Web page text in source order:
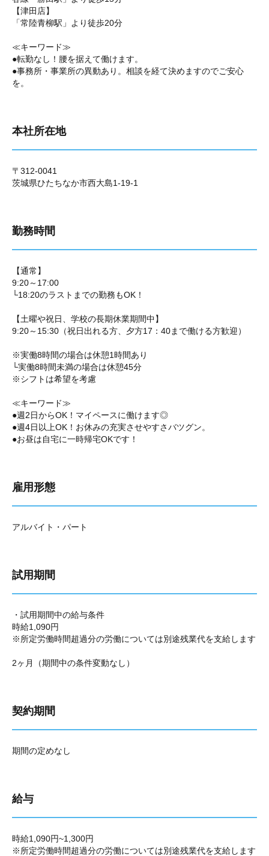
【津田店】
「常陸青柳駅」より徒歩20分
≪キーワード≫
●転勤なし！腰を据えて働けます。
●事務所・事業所の異動あり。相談を経て決めますのでご安心
を。
本社所在地
〒312-0041
茨城県ひたちなか市西大島1-19-1
勤務時間
【通常】
9:20～17:00
└18:20のラストまでの勤務もOK！
【土曜や祝日、学校の長期休業期間中】
9:20～15:30（祝日出れる方、夕方17：40まで働ける方歓迎）
※実働8時間の場合は休憩1時間あり
└実働8時間未満の場合は休憩45分
※シフトは希望を考慮
≪キーワード≫
●週2日からOK！マイペースに働けます◎
●週4日以上OK！お休みの充実させやすさバツグン。
●お昼は自宅に一時帰宅OKです！
雇用形態
アルバイト・パート
試用期間
・試用期間中の給与条件
時給1,090円
※所定労働時間超過分の労働については別途残業代を支給します
2ヶ月（期間中の条件変動なし）
契約期間
期間の定めなし
給与
時給1,090円~1,300円
※所定労働時間超過分の労働については別途残業代を支給します